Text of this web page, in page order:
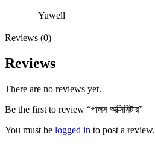
Yuwell
Reviews (0)
Reviews
There are no reviews yet.
Be the first to review “পালস অক্সিমিটার”
You must be logged in to post a review.